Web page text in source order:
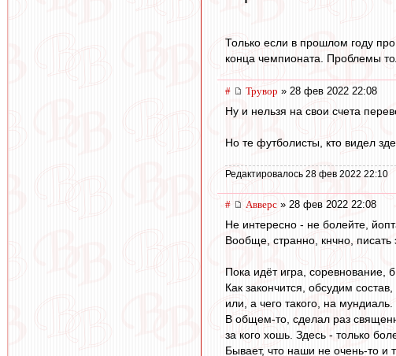
Только если в прошлом году
конца чемпионата. Проблемы
# Трувор » 28 фев 2022 22:08
Ну и нельзя на свои счета
Но те футболисты, кто видел
Редактировалось 28 фев 2022 22:10
# Авверс » 28 фев 2022 22:08
Не интересно - не болейте,
Вообще, странно, кнчно,
Пока идёт игра, соревнование,
Как закончится, обсудим
или, а чего такого, на мундиаль.
В общем-то, сделал раз
за кого хошь. Здесь - только
Бывает, что наши не очень-то и